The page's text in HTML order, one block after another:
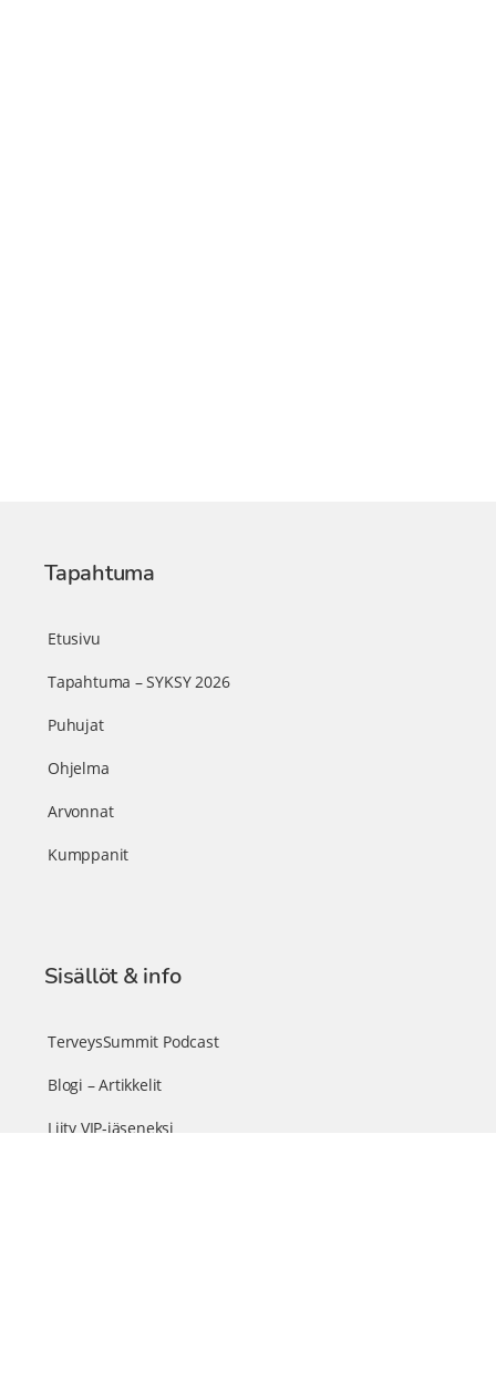
Tapahtuma
Etusivu
Tapahtuma – SYKSY 2026
Puhujat
Ohjelma
Arvonnat
Kumppanit
Sisällöt & info
TerveysSummit Podcast
Blogi – Artikkelit
Liity VIP-jäseneksi